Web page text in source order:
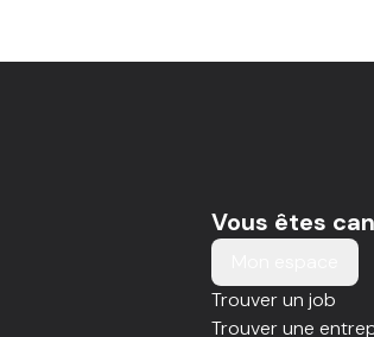
Vous êtes
Trouver un job
Trouver une